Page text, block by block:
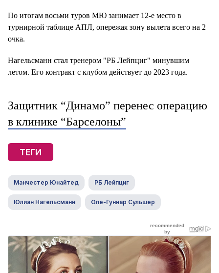
По итогам восьми туров МЮ занимает 12-е место в
турнирной таблице АПЛ, опережая зону вылета всего на 2
очка.
Нагельсманн стал тренером "РБ Лейпциг" минувшим
летом. Его контракт с клубом действует до 2023 года.
Защитник “Динамо” перенес операцию
в клинике “Барселоны”
ТЕГИ
Манчестер Юнайтед РБ Лейпциг
Юлиан Нагельсманн Оле-Гуннар Сульшер